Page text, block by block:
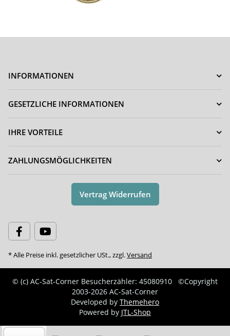
INFORMATIONEN
GESETZLICHE INFORMATIONEN
IHRE VORTEILE
ZAHLUNGSMÖGLICHKEITEN
Vertrag Widerrufen
* Alle Preise inkl. gesetzlicher USt., zzgl.Versand
© (c) AC-Sat-Corner Besucherzähler: 45080910
©Copyright
2003-2026 AC-Sat-Corner
Developed by Themehero
Powered by JTL-Shop